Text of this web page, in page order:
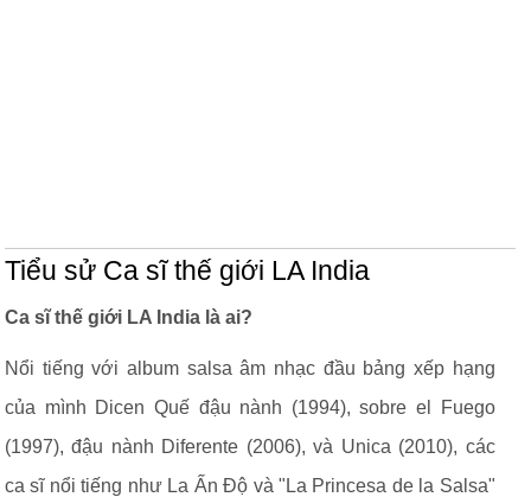
Tiểu sử Ca sĩ thế giới LA India
Ca sĩ thế giới LA India là ai?
Nổi tiếng với album salsa âm nhạc đầu bảng xếp hạng
của mình Dicen Quế đậu nành (1994), sobre el Fuego
(1997), đậu nành Diferente (2006), và Unica (2010), các
ca sĩ nổi tiếng như La Ấn Độ và "La Princesa de la Salsa"